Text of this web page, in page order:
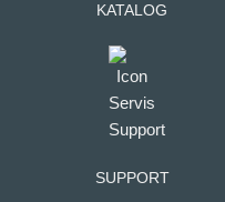
KATALOG
SUPPORT